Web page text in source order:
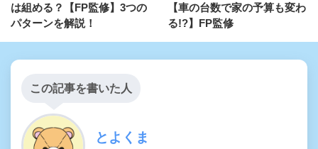
は組める？【FP監修】3つの
パターンを解説！
【車の台数で家の予算も変わ
る!?】FP監修
この記事を書いた人
とよくま